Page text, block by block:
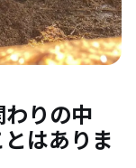
りの中
はありま